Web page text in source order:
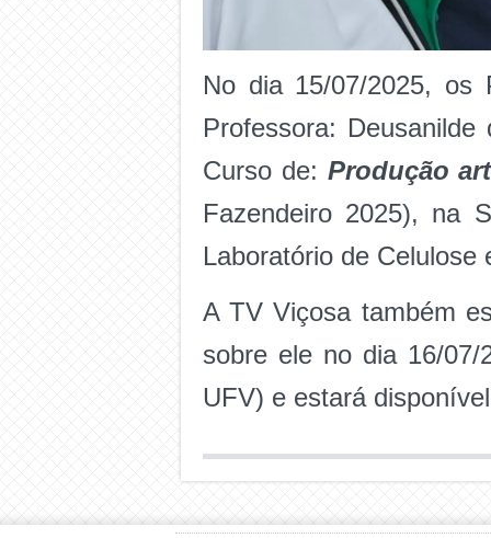
No dia 15/07/2025, os
Professora:
Curso de: Produção
Fazendeiro 2025), na
Laboratório de
A TV Viçosa também
sobre ele no dia 16/
UFV) e estará